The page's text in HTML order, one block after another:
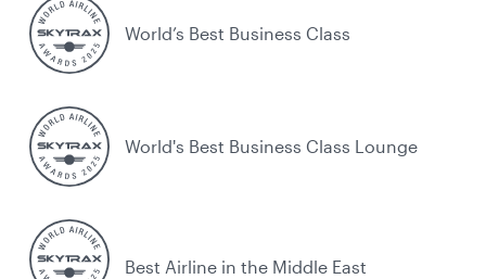
World’s Best Business Class
World's Best Business Class Lounge
Best Airline in the Middle East